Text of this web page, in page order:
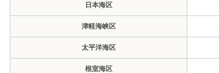
日本海区
津軽海峡区
太平洋海区
根室海区